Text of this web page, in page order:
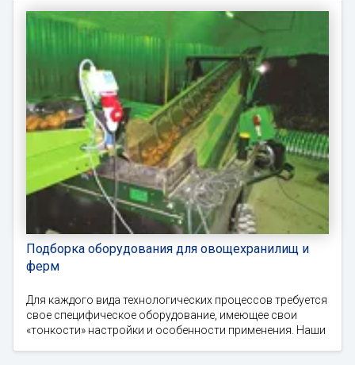
Подборка оборудования для овощехранилищ и
ферм
Для каждого вида технологических процессов требуется
свое специфическое оборудование, имеющее свои
«тонкости» настройки и особенности применения. Наши